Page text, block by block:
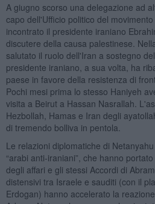
A giugno scorso una delegazione ad
capo dell'Ufficio politico del
incontrato il presidente iraniano
discutere della causa palestinese.
salutato il ruolo dell'Iran a sostegno
presidente iraniano, a sua volta, ha
paese in favore della resistenza di
Pochi mesi prima lo stesso Haniyeh
visita a Beirut a Hassan Nasrallah.
Hezbollah, Hamas e Iran degli
di tremendo bolliva in pentola.
Le relazioni diplomatiche di
“arabi anti-iraniani”, che hanno
degli affari e gli stessi Accordi di
distensivi tra Israele e sauditi (con il
Erdogan) hanno accelerato la